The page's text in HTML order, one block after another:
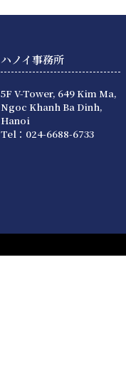
ハノイ事務所
5F V-Tower, 649 Kim Ma,
Ngoc Khanh Ba Dinh,
Hanoi
Tel：024-6688-6733